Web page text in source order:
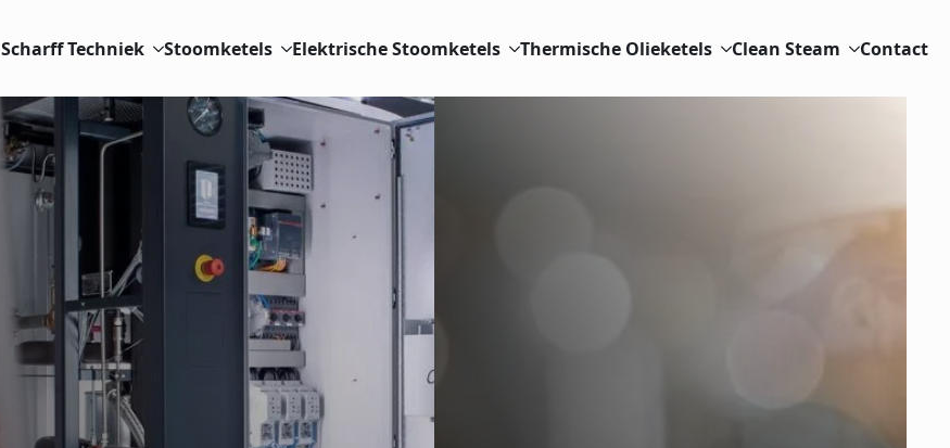
Scharff Techniek Stoomketels Elektrische Stoomketels Thermische Olieketels Clean Steam Contact